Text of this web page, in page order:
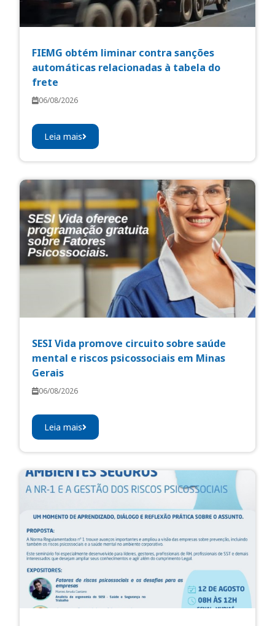
FIEMG obtém liminar contra sanções
automáticas relacionadas à tabela do
frete
06/08/2026
Leia mais
SESI Vida promove circuito sobre saúde
mental e riscos psicossociais em Minas
Gerais
06/08/2026
Leia mais